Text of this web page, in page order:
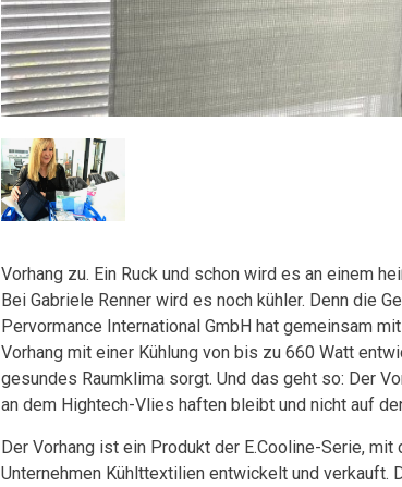
Vorhang zu. Ein Ruck und schon wird es an einem
Bei Gabriele Renner wird es noch kühler. Denn die
Pervormance International GmbH hat gemeinsam
Vorhang mit einer Kühlung von bis zu 660 Watt
gesundes Raumklima sorgt. Und das geht so: Der
an dem Hightech-Vlies haften bleibt und nicht auf
Der Vorhang ist ein Produkt der E.Cooline-Serie,
Unternehmen Kühlttextilien entwickelt und verkauft.